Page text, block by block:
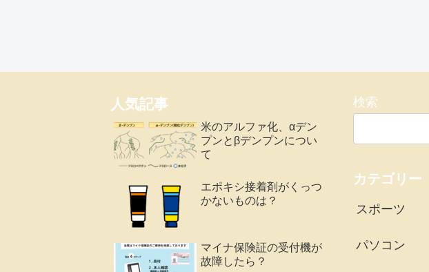
人気記事
米のアルファ化、αデン
プンとβデンプンについ
て
エポキシ接着剤がくっつ
かないものは？
マイナ保険証の受付機が
故障したら？
検索
カテゴリー
スポーツ
パソコン